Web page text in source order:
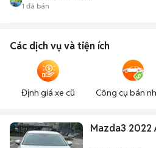
1 đã bán
Các dịch vụ và tiện ích
Định giá xe cũ Công cụ bán
Mazda3 2022